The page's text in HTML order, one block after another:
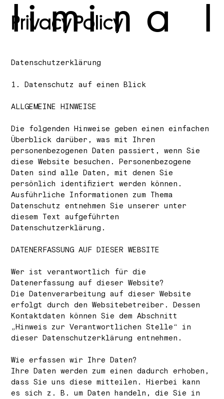
Privacy Policy
Datenschutz­erklärung
1. Datenschutz auf einen Blick
ALLGEMEINE HINWEISE
Die folgenden Hinweise geben einen einfachen
Überblick darüber, was mit Ihren
personenbezogenen Daten passiert, wenn Sie
diese Website besuchen. Personenbezogene
Daten sind alle Daten, mit denen Sie
persönlich identifiziert werden können.
Ausführliche Informationen zum Thema
Datenschutz entnehmen Sie unserer unter
diesem Text aufgeführten
Datenschutzerklärung.
DATENERFASSUNG AUF DIESER WEBSITE
Wer ist verantwortlich für die
Datenerfassung auf dieser Website?
Die Datenverarbeitung auf dieser Website
erfolgt durch den Websitebetreiber. Dessen
Kontaktdaten können Sie dem Abschnitt
„Hinweis zur Verantwortlichen Stelle“ in
dieser Datenschutzerklärung entnehmen.
Wie erfassen wir Ihre Daten?
Ihre Daten werden zum einen dadurch erhoben,
dass Sie uns diese mitteilen. Hierbei kann
es sich z. B. um Daten handeln, die Sie in
li m i n a l